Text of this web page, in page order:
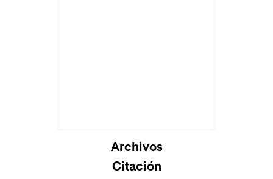
Archivos
Citación